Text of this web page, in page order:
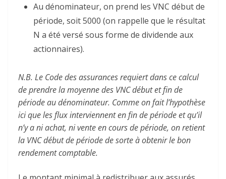
Au dénominateur, on prend les VNC début de
période, soit 5000 (on rappelle que le résultat
N a été versé sous forme de dividende aux
actionnaires).
N.B. Le Code des assurances requiert dans ce calcul
de prendre la moyenne des VNC début et fin de
période au dénominateur. Comme on fait l’hypothèse
ici que les flux interviennent en fin de période et qu’il
n’y a ni achat, ni vente en cours de période, on retient
la VNC début de période de sorte à obtenir le bon
rendement comptable.